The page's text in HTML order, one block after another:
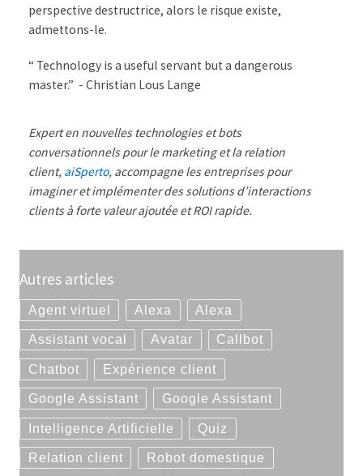
perspective destructrice, alors le risque existe,
admettons-le.
“ Technology is a useful servant but a dangerous
master.” - Christian Lous Lange
Expert en nouvelles technologies et bots
conversationnels pour le marketing et la relation
client, aiSperto, accompagne les entreprises pour
imaginer et implémenter des solutions d’interactions
clients à forte valeur ajoutée et ROI rapide.
Autres articles
Agent virtuel Alexa Alexa
Assistant vocal Avatar Callbot
Chatbot Expérience client
Google Assistant Google Assistant
Intelligence Artificielle Quiz
Relation client Robot domestique